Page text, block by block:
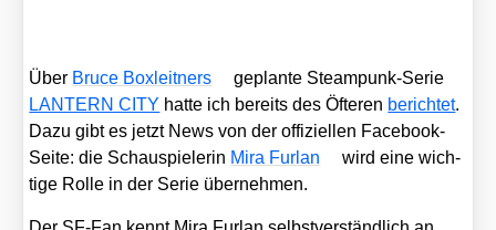
Über Bruce Box­leit­ners
geplan­te Steam­punk-Serie
LANTERN CITY hat­te ich bereits des Öfte­ren berich­tet.
Dazu gibt es jetzt News von der offi­zi­el­len Face­book-
Sei­te: die Schau­spie­le­rin Mira Fur­lan
wird eine wich­
ti­ge Rol­le in der Serie über­neh­men.